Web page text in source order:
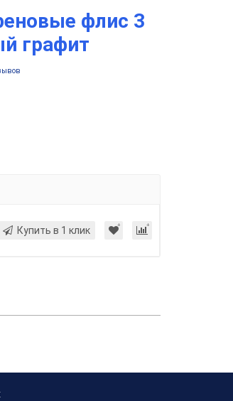
флис 3
графит
Купить в 1 клик